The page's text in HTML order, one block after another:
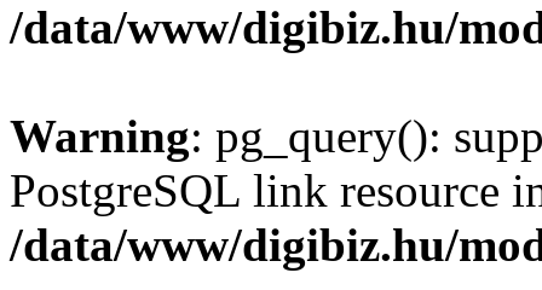
/data/www/digibiz.hu/
Warning: pg_query():
PostgreSQL link resource
/data/www/digibiz.hu/